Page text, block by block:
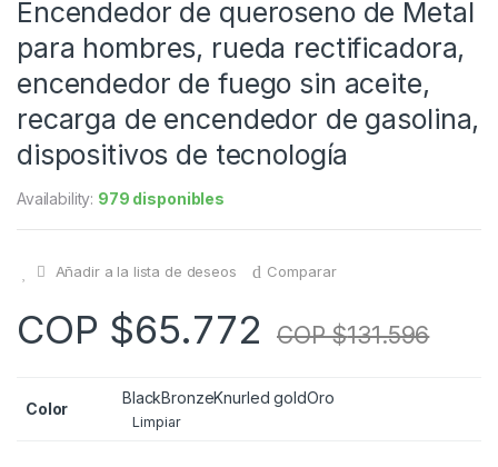
Encendedor de queroseno de Metal
para hombres, rueda rectificadora,
encendedor de fuego sin aceite,
recarga de encendedor de gasolina,
dispositivos de tecnología
Availability: 979 disponibles
Añadir a la lista de deseos Comparar
COP $65.772 COP $131.596
Color
BlackBronzeKnurled goldOro
Limpiar